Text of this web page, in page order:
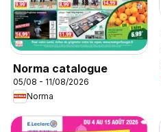
Norma catalogue
05/08 - 11/08/2026
Norma